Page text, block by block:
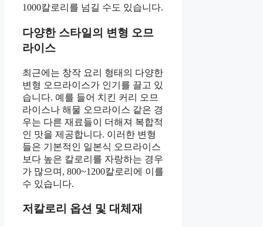
1000칼로리를 넘길 수도 있습니다.
다양한 스타일의 변형 오므
라이스
최근에는 창작 요리 형태의 다양한
변형 오므라이스가 인기를 끌고 있
습니다. 예를 들어 치킨 커리 오므
라이스나 해물 오므라이스 같은 경
우는 다른 재료들이 더해져 복합적
인 맛을 제공합니다. 이러한 변형
들은 기본적인 일본식 오므라이스
보다 높은 칼로리를 자랑하는 경우
가 많으며, 800~1200칼로리에 이를
수 있습니다.
저칼로리 옵션 및 대체재